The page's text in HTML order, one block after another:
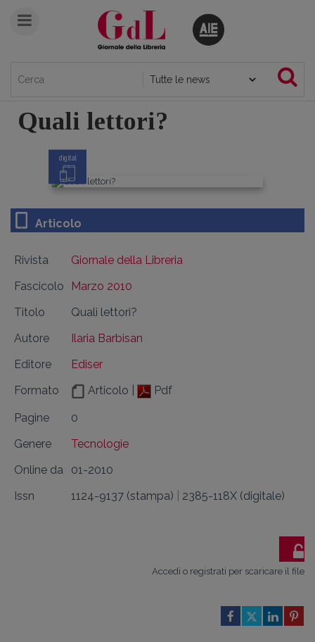
Quali lettori?
digital
Articolo
Rivista
Giornale della Libreria
Fascicolo
Marzo 2010
Titolo
Quali lettori?
Autore
Ilaria Barbisan
Editore
Ediser
Formato
Articolo | Pdf
Pagine
0
Genere
Tecnologie
Online da
01-2010
Issn
1124-9137 (stampa) 2385-118X (digitale)
Accedi o registrati per scaricare il file